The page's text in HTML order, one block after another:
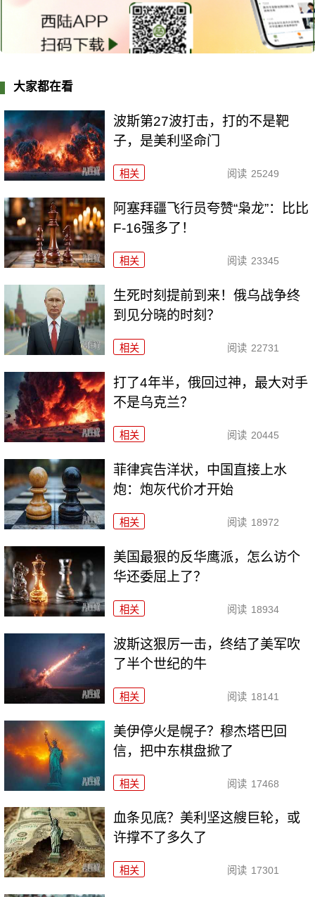
大家都在看
波斯第27波打击，打的不是靶
子，是美利坚命门
相关 阅读 25249
阿塞拜疆飞行员夸赞“枭龙”：比比
F-16强多了！
相关 阅读 23345
生死时刻提前到来！俄乌战争终
到见分晓的时刻？
相关 阅读 22731
打了4年半，俄回过神，最大对手
不是乌克兰？
相关 阅读 20445
菲律宾告洋状，中国直接上水
炮：炮灰代价才开始
相关 阅读 18972
美国最狠的反华鹰派，怎么访个
华还委屈上了？
相关 阅读 18934
波斯这狠厉一击，终结了美军吹
了半个世纪的牛
相关 阅读 18141
美伊停火是幌子？穆杰塔巴回
信，把中东棋盘掀了
相关 阅读 17468
血条见底？美利坚这艘巨轮，或
许撑不了多久了
相关 阅读 17301